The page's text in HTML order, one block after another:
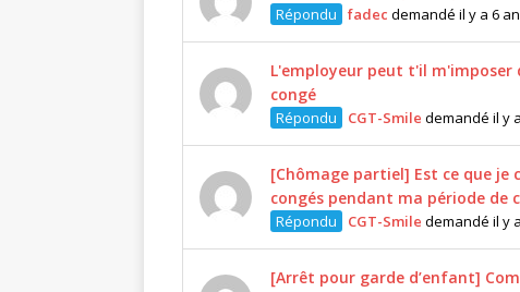
Répondu fadec demandé il y a 6
L'employeur peut t'il m'imposer
congé
Répondu CGT-Smile demandé il y
[Chômage partiel] Est ce que je
congés pendant ma période de
Répondu CGT-Smile demandé il y
[Arrêt pour garde d’enfant]